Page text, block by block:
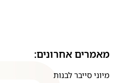
מאמרים אחרונים:
מיוני סייבר לבנות